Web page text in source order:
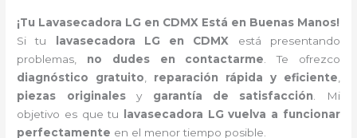
¡Tu Lavasecadora LG en CDMX Está en Buenas Manos!
Si tu
lavasecadora LG en CDMX está presentando
problemas, no dudes en contactarme. Te ofrezco
diagnóstico gratuito, reparación rápida y eficiente,
piezas originalesy garantía de satisfacción. Mi
objetivo es que tu
lavasecadora LG vuelva a funcionar
perfectamente en el menor tiempo posible.